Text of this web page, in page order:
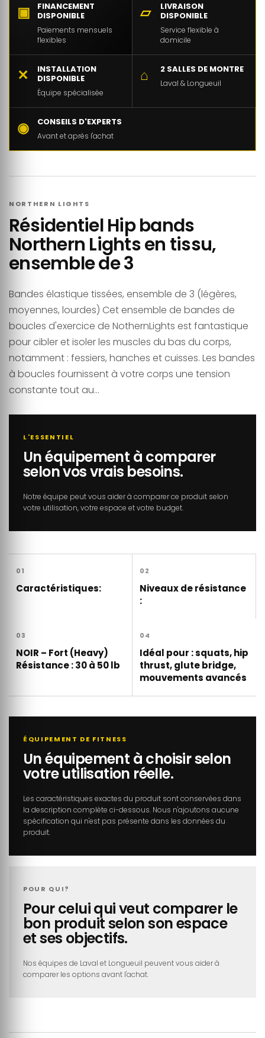
▣
FINANCEMENT
DISPONIBLE
Paiements mensuels
flexibles
▱
LIVRAISON
DISPONIBLE
Service flexible à
domicile
✕
INSTALLATION
DISPONIBLE
Équipe spécialisée
⌂ 2 SALLES DE MONTRE
Laval & Longueuil
◉ CONSEILS D'EXPERTS
Avant et après l'achat
NORTHERN LIGHTS
Résidentiel Hip bands
Northern Lights en tissu,
ensemble de 3
Bandes élastique tissées, ensemble de 3 (légères,
moyennes, lourdes) Cet ensemble de bandes de
boucles d'exercice de NothernLights est fantastique
pour cibler et isoler les muscles du bas du corps,
notamment : fessiers, hanches et cuisses. Les bandes
à boucles fournissent à votre corps une tension
constante tout au...
L'ESSENTIEL
Un équipement à comparer
selon vos vrais besoins.
Notre équipe peut vous aider à comparer ce produit selon
votre utilisation, votre espace et votre budget.
01
Caractéristiques:
02
Niveaux de résistance
:
03
NOIR – Fort (Heavy)
Résistance : 30 à 50 lb
04
Idéal pour : squats, hip
thrust, glute bridge,
mouvements avancés
ÉQUIPEMENT DE FITNESS
Un équipement à choisir selon
votre utilisation réelle.
Les caractéristiques exactes du produit sont conservées dans
la description complète ci-dessous. Nous n'ajoutons aucune
spécification qui n'est pas présente dans les données du
produit.
POUR QUI?
Pour celui qui veut comparer le
bon produit selon son espace
et ses objectifs.
Nos équipes de Laval et Longueuil peuvent vous aider à
comparer les options avant l'achat.